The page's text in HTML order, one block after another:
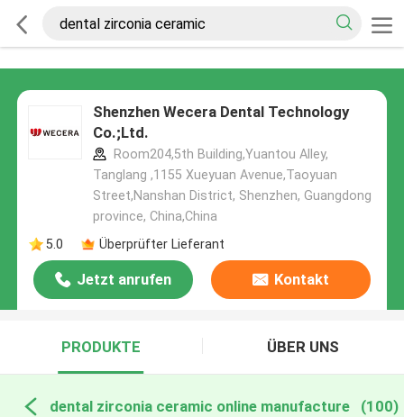
Shenzhen Wecera Dental Technology
Co.;Ltd.
Room204,5th Building,Yuantou Alley,
Tanglang ,1155 Xueyuan Avenue,Taoyuan
Street,Nanshan District, Shenzhen, Guangdong
province, China,China
5.0
Überprüfter Lieferant
Jetzt anrufen Kontakt
PRODUKTE ÜBER UNS
dental zirconia ceramic online manufacture (100)